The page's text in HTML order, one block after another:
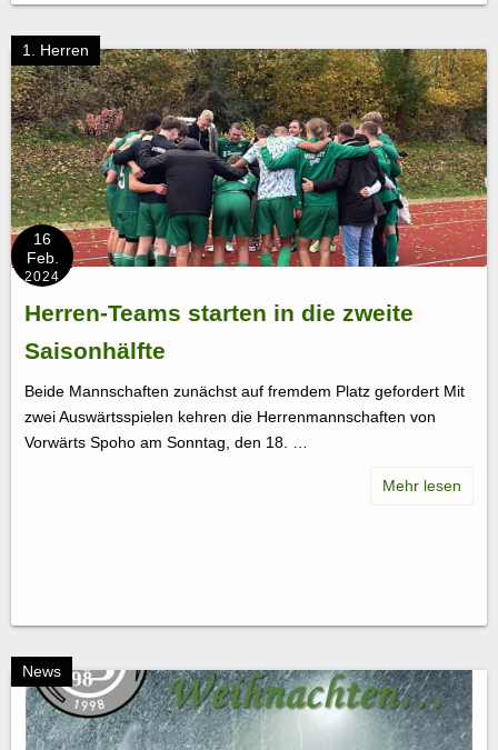
1. Herren
16
Feb.
2024
Herren-Teams starten in die zweite
Saisonhälfte
Beide Mannschaften zunächst auf fremdem Platz gefordert Mit
zwei Auswärtsspielen kehren die Herrenmannschaften von
Vorwärts Spoho am Sonntag, den 18. …
News